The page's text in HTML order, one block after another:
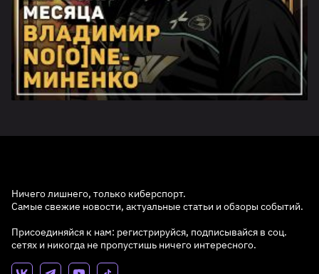
Ничего лишнего, только киберспорт.
Самые свежие новости, актуальные статьи и обзоры событий.
Присоединяйся к нам: регистрируйся, подписывайся в соц.
сетях и никогда не пропустишь ничего интересного.